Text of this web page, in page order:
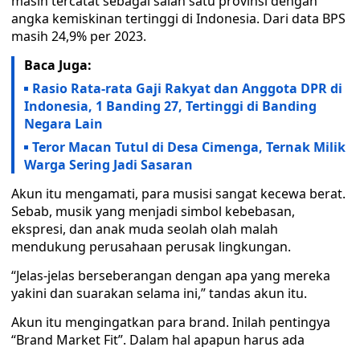
angka kemiskinan tertinggi di Indonesia. Dari data BPS
masih 24,9% per 2023.
Baca Juga:
Rasio Rata-rata Gaji Rakyat dan Anggota DPR di
Indonesia, 1 Banding 27, Tertinggi di Banding
Negara Lain
Teror Macan Tutul di Desa Cimenga, Ternak Milik
Warga Sering Jadi Sasaran
Akun itu mengamati, para musisi sangat kecewa berat.
Sebab, musik yang menjadi simbol kebebasan,
ekspresi, dan anak muda seolah olah malah
mendukung perusahaan perusak lingkungan.
“Jelas-jelas berseberangan dengan apa yang mereka
yakini dan suarakan selama ini,” tandas akun itu.
Akun itu mengingatkan para brand. Inilah pentingya
“Brand Market Fit”. Dalam hal apapun harus ada